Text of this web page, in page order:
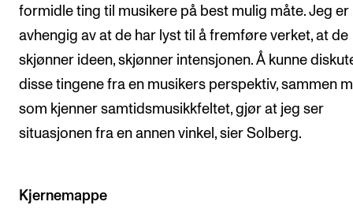
formidle ting til musikere på best mulig måte. Jeg er
avhengig av at de har lyst til å fremføre verket, at de
skjønner ideen, skjønner intensjonen. Å kunne
disse tingene fra en musikers perspektiv, sammen
som kjenner samtidsmusikkfeltet, gjør at jeg ser
situasjonen fra en annen vinkel, sier Solberg.
Kjernemappe